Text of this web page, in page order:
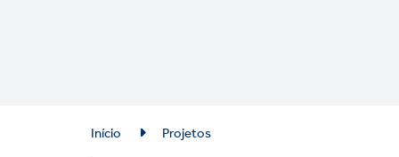
Breadcrumb
Início Projetos